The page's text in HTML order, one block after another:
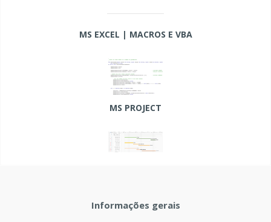
MS EXCEL | MACROS E VBA
MS PROJECT
Informações gerais